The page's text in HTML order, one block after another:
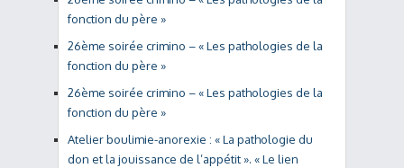
fonction du père »
26ème soirée crimino – « Les pathologies de la
fonction du père »
26ème soirée crimino – « Les pathologies de la
fonction du père »
Atelier boulimie-anorexie : « La pathologie du
don et la jouissance de l’appétit ». « Le lien